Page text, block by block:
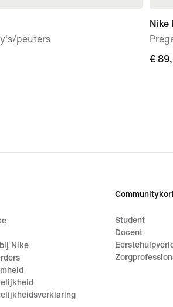
peuters
Nike
€
€
Nike
Student
Docent